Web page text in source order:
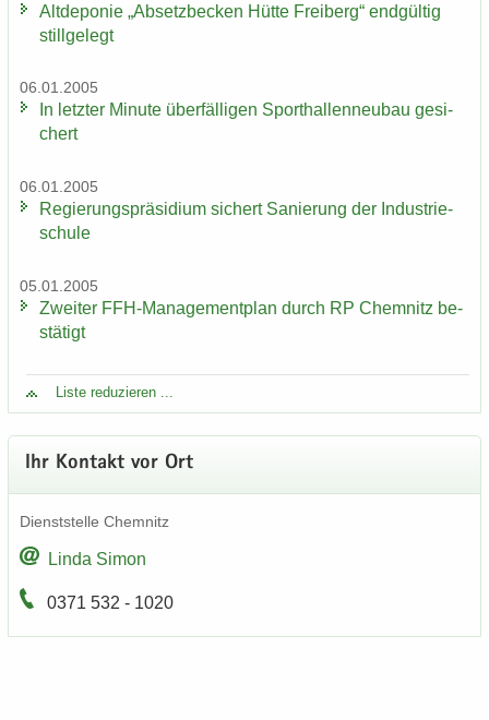
Alt­de­po­nie „Ab­setz­be­cken Hütte Frei­berg“ end­gül­tig
still­ge­legt
06.01.2005
In letz­ter Mi­nu­te über­fäl­li­gen Sport­hal­len­neu­bau ge­si­
chert
06.01.2005
Re­gie­rungs­prä­si­di­um si­chert Sa­nie­rung der In­dus­trie­
schu­le
05.01.2005
Zwei­ter FFH-​Managementplan durch RP Chem­nitz be­
stä­tigt
Liste re­du­zie­ren ...
Ihr Kon­takt vor Ort
Dienst­stel­le Chem­nitz
Linda Simon
0371 532 - 1020